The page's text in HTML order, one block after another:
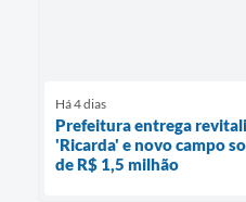
Há 4 dias
Prefeitura entrega
'Ricarda' e novo campo
de R$ 1,5 milhão